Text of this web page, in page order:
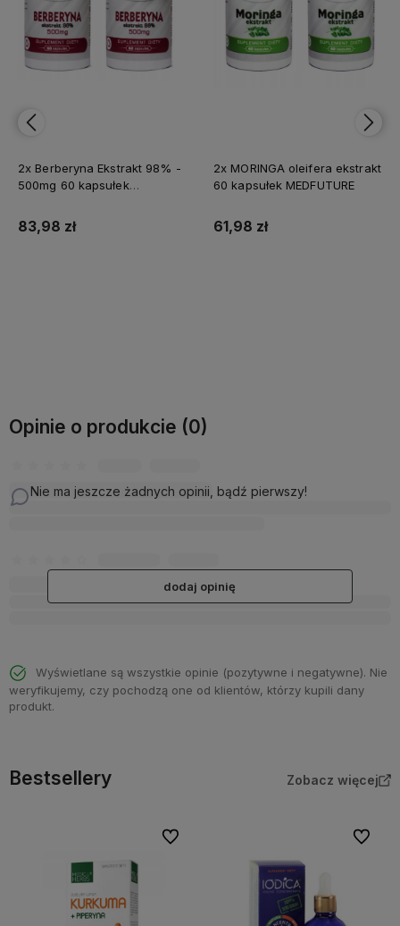
2x Berberyna Ekstrakt 98% -
500mg 60 kapsułek
83,98 zł
2x MORINGA oleifera ekstrakt
60 kapsułek MEDFUTURE
61,98 zł
Opinie o produkcie (0)
Nie ma jeszcze żadnych opinii, bądź pierwszy!
dodaj opinię
Wyświetlane są wszystkie opinie (pozytywne i negatywne). Nie
weryfikujemy, czy pochodzą one od klientów, którzy kupili dany
produkt.
Bestsellery Zobacz więcej
Do ulubionych Do